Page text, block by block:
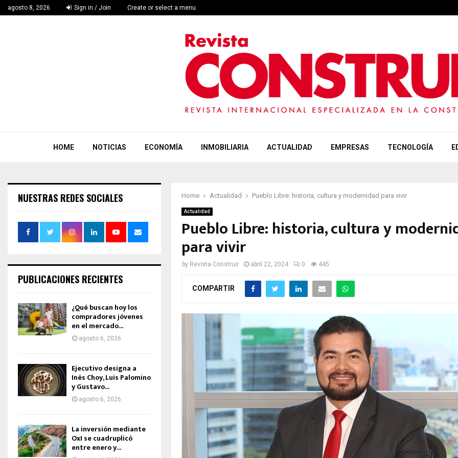
agosto 8, 2026 Sign in / Join Create or select a menu
HOME NOTICIAS ECONOMÍA INMOBILIARIA ACTUALIDAD EMPRESAS TECNOLOGÍA
Home Actualidad Pueblo Libre: historia, cultura y modernidad para vivir
Actualidad
Pueblo Libre: historia, cultura y
para vivir
by Revista Construir abril 22, 2024 0 445
COMPARTIR
NUESTRAS REDES SOCIALES
PUBLICACIONES RECIENTES
¿Qué buscan hoy los
compradores jóvenes
en el mercado...
agosto 6, 2026
Ejecutivo designa a
Inés Choy, Luis Palomino
y Gustavo...
agosto 6, 2026
La inversión mediante
OxI se cuadruplicó
entre enero y...